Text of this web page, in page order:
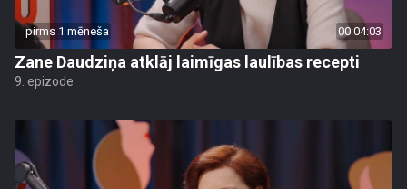
pirms 1 mēneša 00:04:03
Zane Daudziņa atklāj laimīgas laulības recepti
9. epizode